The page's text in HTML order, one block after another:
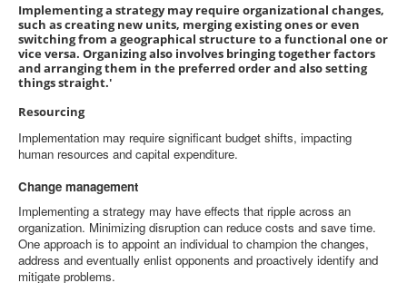
Implementing a strategy may require organizational changes,
such as creating new units, merging existing ones or even
switching from a geographical structure to a functional one or
vice versa. Organizing also involves bringing together factors
and arranging them in the preferred order and also setting
things straight.'
Resourcing
Implementation may require significant budget shifts, impacting
human resources and capital expenditure.
Change management
Implementing a strategy may have effects that ripple across an
organization. Minimizing disruption can reduce costs and save time.
One approach is to appoint an individual to champion the changes,
address and eventually enlist opponents and proactively identify and
mitigate problems.